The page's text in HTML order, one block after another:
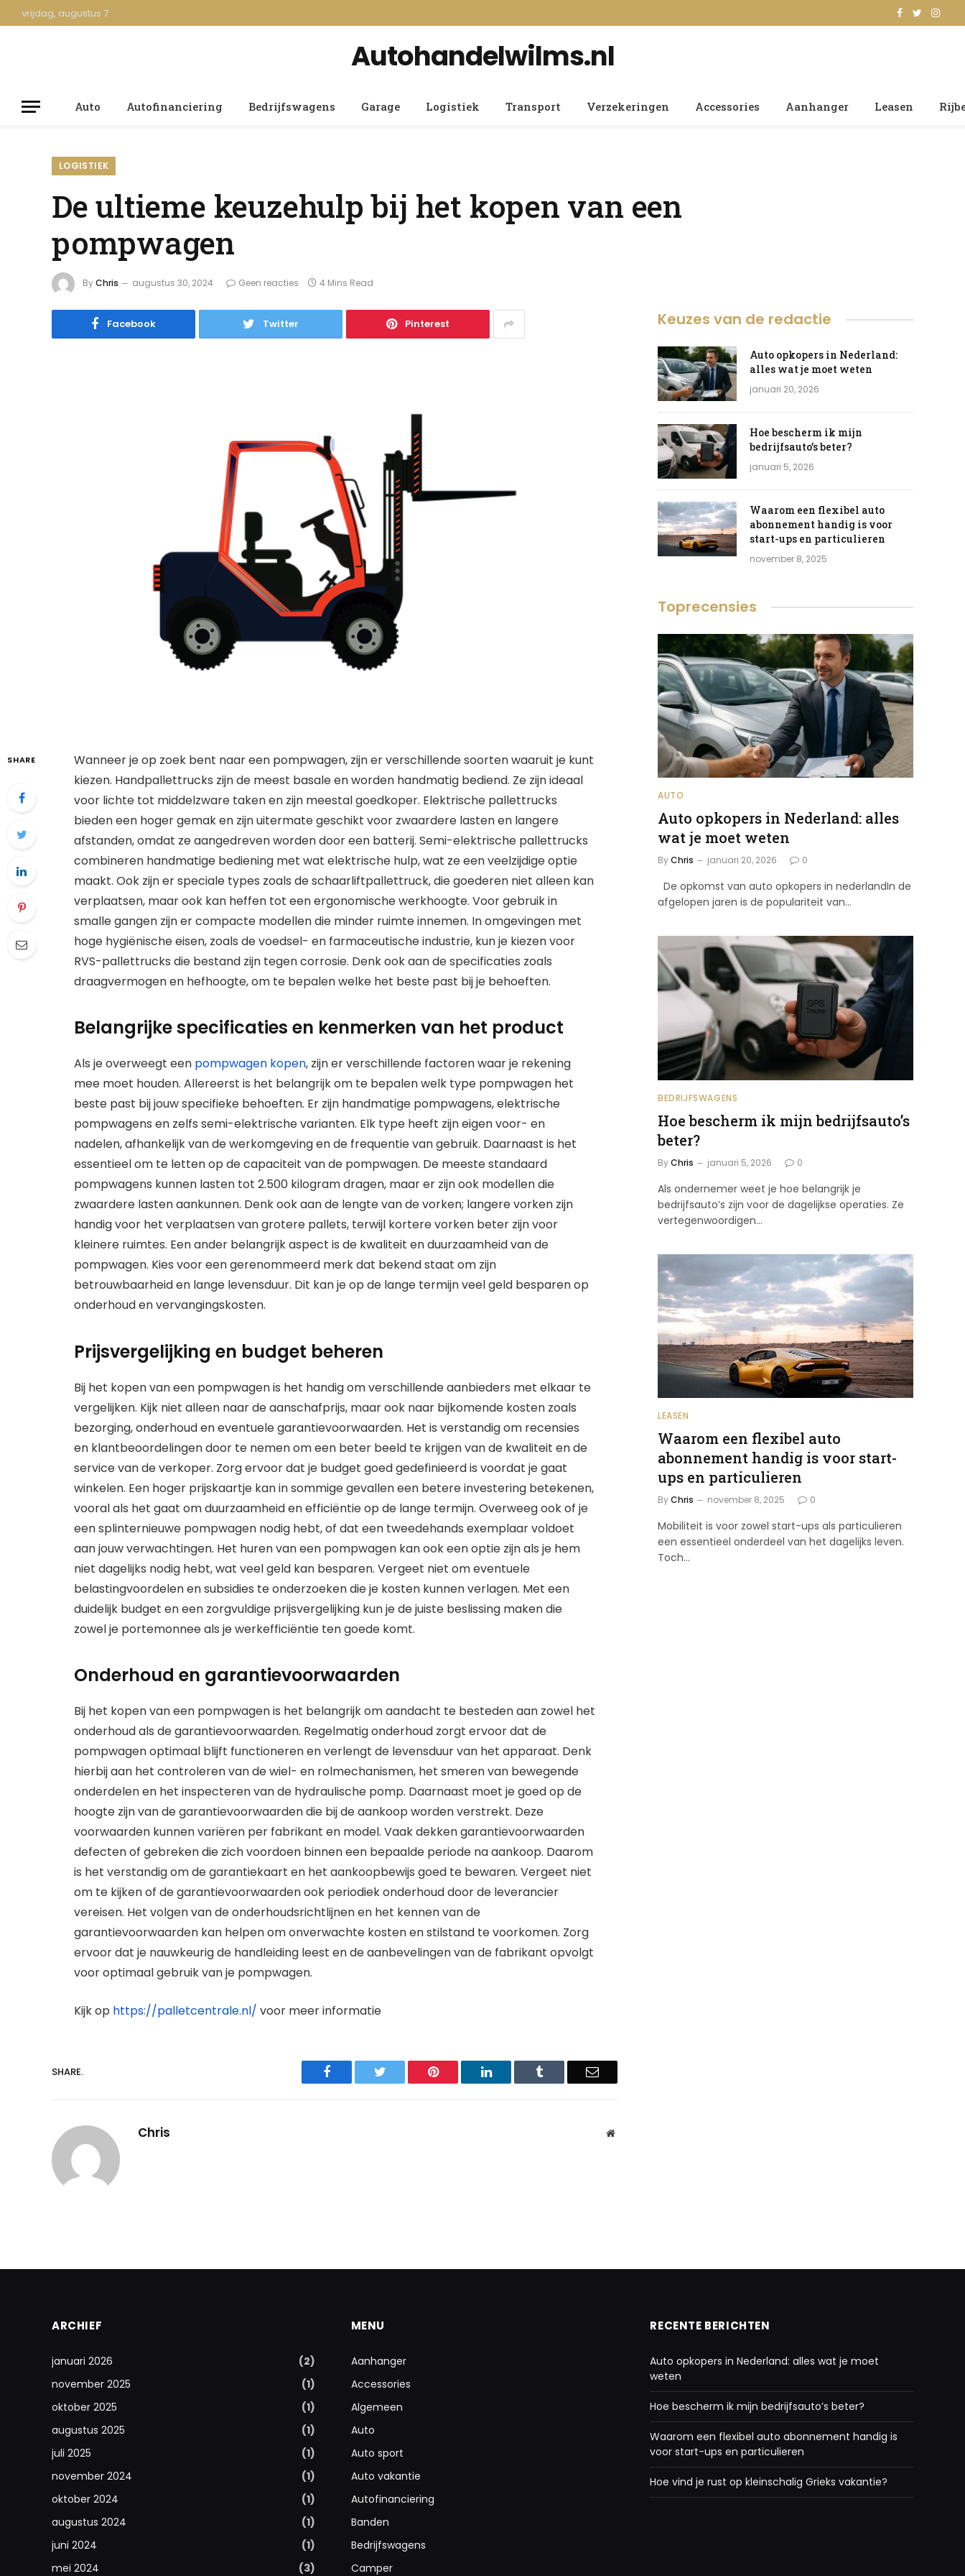
vrijdag, augustus 7 Facebook
Twitter
Autohandelwilms.nl
Auto Autofinanciering Bedrijfswagens Garage Logistiek Transport Verzekeringen Accessories Aanhanger Leasen
LOGISTIEK
De ultieme keuzehulp bij het kopen van een
pompwagen
ByChris augustus 30, 2024 Geen reacties 4 Mins Read
Facebook Twitter Pinterest
SHARE
Wanneer je op zoek bent naar een pompwagen, zijn er verschillende soorten waaruit je kunt
kiezen. Handpallettrucks zijn de meest basale en worden handmatig bediend. Ze zijn ideaal
voor lichte tot middelzware taken en zijn meestal goedkoper. Elektrische pallettrucks
bieden een hoger gemak en zijn uitermate geschikt voor zwaardere lasten en langere
afstanden, omdat ze aangedreven worden door een batterij. Semi-elektrische pallettrucks
combineren handmatige bediening met wat elektrische hulp, wat ze een veelzijdige optie
maakt. Ook zijn er speciale types zoals de schaarliftpallettruck, die goederen niet alleen kan
verplaatsen, maar ook kan heffen tot een ergonomische werkhoogte. Voor gebruik in
smalle gangen zijn er compacte modellen die minder ruimte innemen. In omgevingen met
hoge hygiënische eisen, zoals de voedsel- en farmaceutische industrie, kun je kiezen voor
RVS-pallettrucks die bestand zijn tegen corrosie. Denk ook aan de specificaties zoals
draagvermogen en hefhoogte, om te bepalen welke het beste past bij je behoeften.
Belangrijke specificaties en kenmerken van het product
Als je overweegt een pompwagen kopen, zijn er verschillende factoren waar je rekening
mee moet houden. Allereerst is het belangrijk om te bepalen welk type pompwagen het
beste past bij jouw specifieke behoeften. Er zijn handmatige pompwagens, elektrische
pompwagens en zelfs semi-elektrische varianten. Elk type heeft zijn eigen voor- en
nadelen, afhankelijk van de werkomgeving en de frequentie van gebruik. Daarnaast is het
essentieel om te letten op de capaciteit van de pompwagen. De meeste standaard
pompwagens kunnen lasten tot 2.500 kilogram dragen, maar er zijn ook modellen die
zwaardere lasten aankunnen. Denk ook aan de lengte van de vorken; langere vorken zijn
handig voor het verplaatsen van grotere pallets, terwijl kortere vorken beter zijn voor
kleinere ruimtes. Een ander belangrijk aspect is de kwaliteit en duurzaamheid van de
pompwagen. Kies voor een gerenommeerd merk dat bekend staat om zijn
betrouwbaarheid en lange levensduur. Dit kan je op de lange termijn veel geld besparen op
onderhoud en vervangingskosten.
Prijsvergelijking en budget beheren
Bij het kopen van een pompwagen is het handig om verschillende aanbieders met elkaar te
vergelijken. Kijk niet alleen naar de aanschafprijs, maar ook naar bijkomende kosten zoals
bezorging, onderhoud en eventuele garantievoorwaarden. Het is verstandig om recensies
en klantbeoordelingen door te nemen om een beter beeld te krijgen van de kwaliteit en de
service van de verkoper. Zorg ervoor dat je budget goed gedefinieerd is voordat je gaat
winkelen. Een hoger prijskaartje kan in sommige gevallen een betere investering betekenen,
vooral als het gaat om duurzaamheid en efficiëntie op de lange termijn. Overweeg ook of je
een splinternieuwe pompwagen nodig hebt, of dat een tweedehands exemplaar voldoet
aan jouw verwachtingen. Het huren van een pompwagen kan ook een optie zijn als je hem
niet dagelijks nodig hebt, wat veel geld kan besparen. Vergeet niet om eventuele
belastingvoordelen en subsidies te onderzoeken die je kosten kunnen verlagen. Met een
duidelijk budget en een zorgvuldige prijsvergelijking kun je de juiste beslissing maken die
zowel je portemonnee als je werkefficiëntie ten goede komt.
Onderhoud en garantievoorwaarden
Bij het kopen van een pompwagen is het belangrijk om aandacht te besteden aan zowel het
onderhoud als de garantievoorwaarden. Regelmatig onderhoud zorgt ervoor dat de
pompwagen optimaal blijft functioneren en verlengt de levensduur van het apparaat. Denk
hierbij aan het controleren van de wiel- en rolmechanismen, het smeren van bewegende
onderdelen en het inspecteren van de hydraulische pomp. Daarnaast moet je goed op de
hoogte zijn van de garantievoorwaarden die bij de aankoop worden verstrekt. Deze
voorwaarden kunnen variëren per fabrikant en model. Vaak dekken garantievoorwaarden
defecten of gebreken die zich voordoen binnen een bepaalde periode na aankoop. Daarom
is het verstandig om de garantiekaart en het aankoopbewijs goed te bewaren. Vergeet niet
om te kijken of de garantievoorwaarden ook periodiek onderhoud door de leverancier
vereisen. Het volgen van de onderhoudsrichtlijnen en het kennen van de
garantievoorwaarden kan helpen om onverwachte kosten en stilstand te voorkomen. Zorg
ervoor dat je nauwkeurig de handleiding leest en de aanbevelingen van de fabrikant opvolgt
voor optimaal gebruik van je pompwagen.
Kijk op https://palletcentrale.nl/ voor meer informatie
SHARE. Facebook Twitter Pinterest LinkedIn Tumblr Email
Chris Website
Keuzes van de redactie
Auto opkopers in Nederland:
alles wat je moet weten
januari 20, 2026
Hoe bescherm ik mijn
bedrijfsauto’s beter?
januari 5, 2026
Waarom een flexibel auto
abonnement handig is voor
start-ups en particulieren
november 8, 2025
Toprecensies
AUTO
Auto opkopers in Nederland: alles
wat je moet weten
ByChris januari 20, 2026 0
De opkomst van auto opkopers in nederlandIn de
afgelopen jaren is de populariteit van…
BEDRIJFSWAGENS
Hoe bescherm ik mijn bedrijfsauto’s
beter?
ByChris januari 5, 2026 0
Als ondernemer weet je hoe belangrijk je
bedrijfsauto’s zijn voor de dagelijkse operaties. Ze
vertegenwoordigen…
LEASEN
Waarom een flexibel auto
abonnement handig is voor start-
ups en particulieren
ByChris november 8, 2025 0
Mobiliteit is voor zowel start-ups als particulieren
een essentieel onderdeel van het dagelijks leven.
Toch…
ARCHIEF
januari 2026
(2)
november 2025
(1)
oktober 2025
(1)
augustus 2025
(1)
juli 2025
(1)
november 2024
(1)
oktober 2024
(1)
augustus 2024
(1)
juni 2024
(1)
mei 2024
(3)
MENU
Aanhanger
Accessories
Algemeen
Auto
Auto sport
Auto vakantie
Autofinanciering
Banden
Bedrijfswagens
Camper
RECENTE BERICHTEN
Auto opkopers in Nederland: alles wat je moet
weten
Hoe bescherm ik mijn bedrijfsauto’s beter?
Waarom een flexibel auto abonnement handig is
voor start-ups en particulieren
Hoe vind je rust op kleinschalig Grieks vakantie?